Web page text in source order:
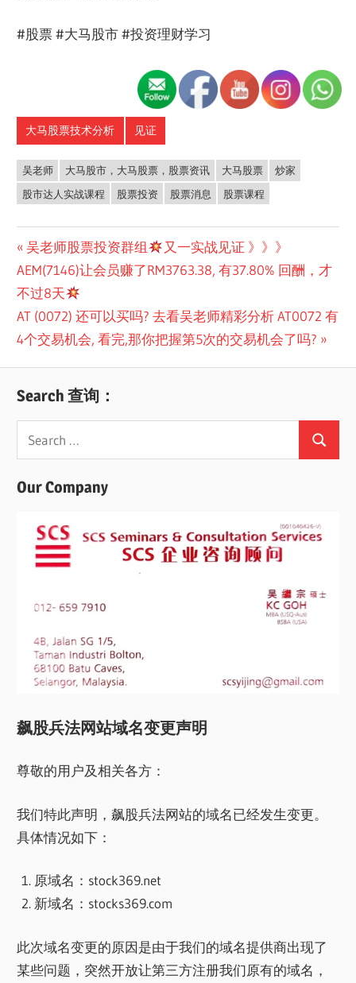
#股票 #大马股市 #投资理财学习
大马股票技术分析 见证
吴老师 大马股市，大马股票，股票资讯 大马股票
炒家
股市达人实战课程
股票投资 股票消息 股票课程
Post
navigation
Previous
Post:
吴老师股票投资群组
又一实战见证 》》》
AEM(7146)让会员赚了RM3763.38, 有37.80% 回酬，才
不过8天
Next
Post:
AT (0072) 还可以买吗? 去看吴老师精彩分析 AT0072 有
4个交易机会, 看完,那你把握第5次的交易机会了吗?
Search 查询：
Search
for:
Search
Our Company
飙股兵法网站域名变更声明
尊敬的用户及相关各方：
我们特此声明，飙股兵法网站的域名已经发生变更。
具体情况如下：
原域名：stock369.net
新域名：stocks369.com
此次域名变更的原因是由于我们的域名提供商出现了
某些问题，突然开放让第三方注册我们原有的域名，